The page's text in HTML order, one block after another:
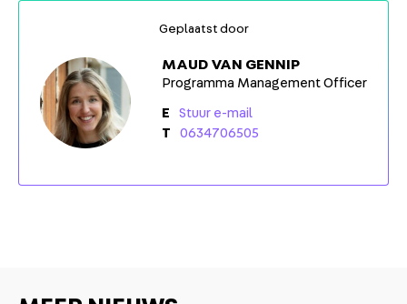
Geplaatst door
MAUD VAN GENNIP
Programma Management Officer
Stuur e-mail
0634706505